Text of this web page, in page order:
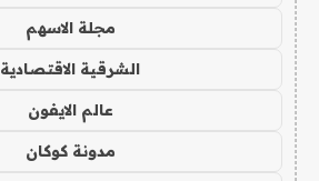
مجلة الاسهم
الشرقية الاقتصادية
عالم الايفون
مدونة كوكان